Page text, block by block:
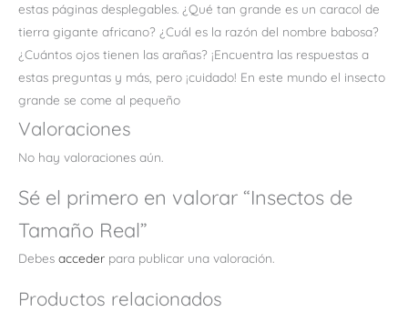
estas páginas desplegables. ¿Qué tan grande es un caracol de
tierra gigante africano? ¿Cuál es la razón del nombre babosa?
¿Cuántos ojos tienen las arañas? ¡Encuentra las respuestas a
estas preguntas y más, pero ¡cuidado! En este mundo el insecto
grande se come al pequeño
Valoraciones
No hay valoraciones aún.
Sé el primero en valorar “Insectos de
Tamaño Real”
Debes acceder para publicar una valoración.
Productos relacionados